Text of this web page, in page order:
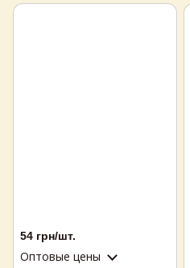
54 грн/шт.
Оптовые цены